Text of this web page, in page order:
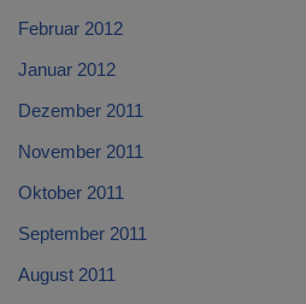
Februar 2012
Januar 2012
Dezember 2011
November 2011
Oktober 2011
September 2011
August 2011